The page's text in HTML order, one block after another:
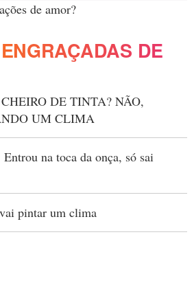
de amor?
DE
DE TINTA? NÃO,
UM CLIMA
na toca da onça, só sai
pintar um clima